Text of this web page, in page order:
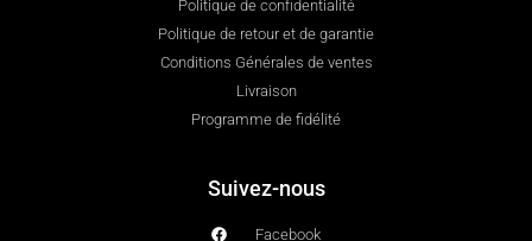
Politique de confidentialité
Politique de retour et de garantie
Conditions Générales de ventes
Livraison
Programme de fidélité
Suivez-nous
Facebook